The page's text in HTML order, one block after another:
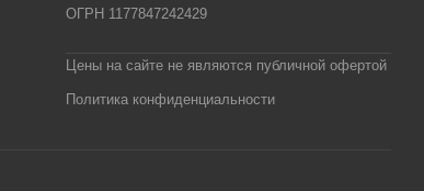
ОГРН 1177847242429
Цены на сайте не являются публичной офертой
Политика конфиденциальности